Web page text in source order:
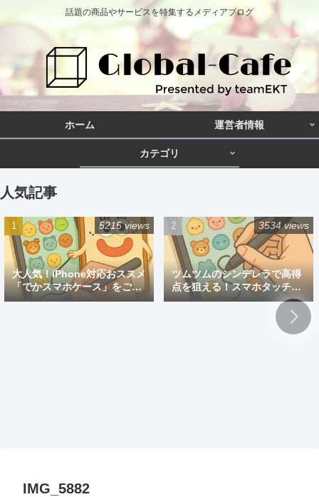
話題の商品やサービスを特集するメディアブログ
ホーム 運営者情報
カテゴリ
人気記事
大人気！iPhone対応おススメ
「でかスマホケース」をご紹
介
5215 views
ツムツムのシンデレラで高得
点を狙える！スマホタッチペ
ン
3534 views
IMG_5882